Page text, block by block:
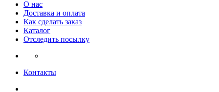
О нас
Доставка и оплата
Как сделать заказ
Каталог
Отследить посылку
Контакты